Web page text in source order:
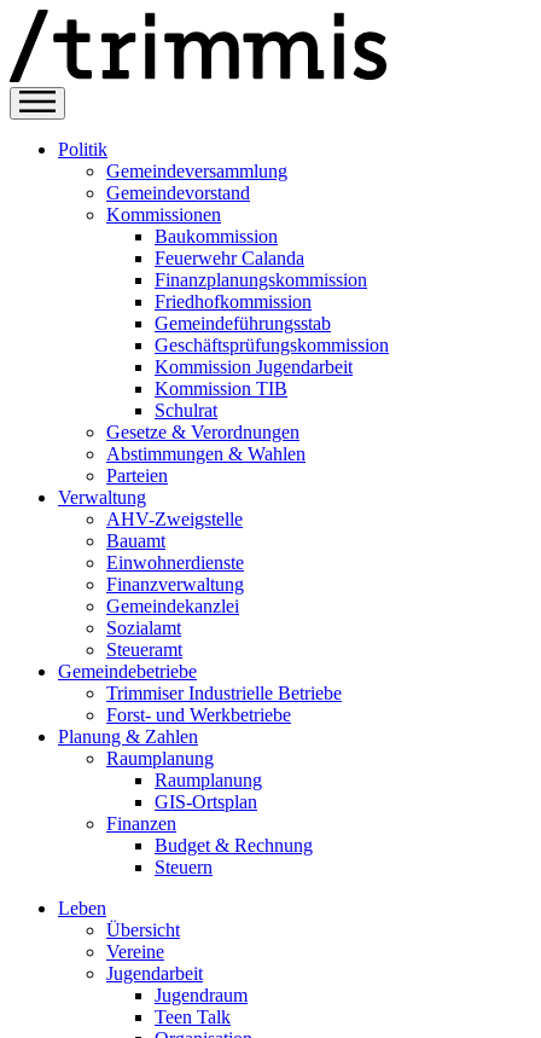
Direkt
zum
Inhalt
Sekündare
Hauptnavigation
Politik
Gemeindeversammlung
Gemeindevorstand
Kommissionen
Baukommission
Feuerwehr Calanda
Finanzplanungskommission
Friedhofkommission
Gemeindeführungsstab
Geschäftsprüfungskommission
Kommission Jugendarbeit
Kommission TIB
Schulrat
Gesetze & Verordnungen
Abstimmungen & Wahlen
Parteien
Verwaltung
AHV-Zweigstelle
Bauamt
Einwohnerdienste
Finanzverwaltung
Gemeindekanzlei
Sozialamt
Steueramt
Gemeindebetriebe
Trimmiser Industrielle Betriebe
Forst- und Werkbetriebe
Planung & Zahlen
Raumplanung
Raumplanung
GIS-Ortsplan
Finanzen
Budget & Rechnung
Steuern
Hauptnavigation
Leben
Übersicht
Vereine
Jugendarbeit
Jugendraum
Teen Talk